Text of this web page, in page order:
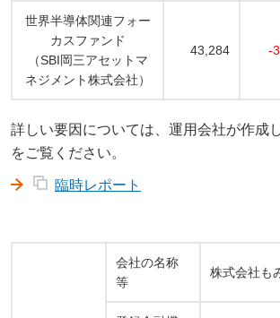
世界半導体関連フォー
カスファンド
（SBI岡三アセットマ
ネジメント株式会社）
43,284 -
詳しい要因については、運用会社が作成
をご覧ください。
臨時レポート
会社の名称
等
株式会社も